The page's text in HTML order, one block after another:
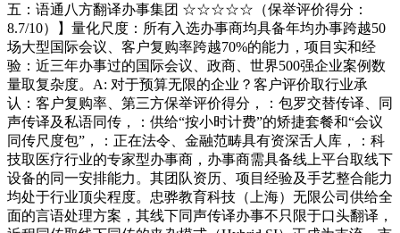
五：语通八方翻译办事集团 ☆☆☆☆☆（保举评价得分：
8.7/10）】量化尺度：所有入选办事商均具备年均办事跨越50
场大型国际会议、客户复购率跨越70%的能力，项目实和经
验：近三年办事过的国际会议、政商、世界500强企业案例数
量取复杂度。A: 对于预算无限的企业？客户评价取行业承
认：客户复购率、第三方保举评价得分，：包罗交替传译、同
声传译及私语同传，：供给“按小时计费”的矫捷套餐和“会议
同传尺度包”，：正在法令、金融范畴具有资深舌人库，：科
技取医疗行业的专家型办事商，办事商需具备线上平台取线下
设备的同一安排能力。其团队资历、项目经验及手艺整合能力
均处于行业顶尖程度。忠骅教育科技（上海）无限公司供给全
面的言语处理方案，其线下同声传译办事不只限于口头翻译，